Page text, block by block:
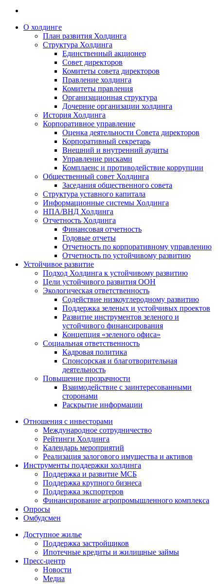
О холдинге
План развития Холдинга
Структура Холдинга
Единственный акционер
Совет директоров
Комитеты совета директоров
Правление холдинга
Комитеты правления
Организационная структура
Дочерние организации холдинга
История Холдинга
Корпоративное управление
Оценка деятельности Совета директоров
Корпоративный секретарь
Внешний и внутренний аудиты
Управление рисками
Комплаенс и противодействие коррупции
Общественный совет Холдинга
Заседания общественного совета
Структура уставного капитала
Информационные системы Холдинга
НПА/ВНД Холдинга
Отчетность Холдинга
Финансовая отчетность
Годовые отчеты
Отчетность по корпоративному управлению
Отчетность по устойчивому развитию
Устойчивое развитие
Подход Холдинга к устойчивому развитию
Цели устойчивого развития ООН
Экологическая ответственность
Содействие низкоуглеродному развитию
Поддержка зеленых и устойчивых проектов
Развитие инструментов зеленого и
устойчивого финансирования
Концепция «зеленого офиса»
Социальная ответственность
Кадровая политика
Спонсорская и благотворительная
деятельность
Повышение прозрачности
Взаимодействие с заинтересованными
сторонами
Раскрытие информации
Отношения с инвесторами
Международное сотрудничество
Рейтинги Холдинга
Календарь мероприятий
Реализация залогового имущества и активов
Инструменты поддержки холдинга
Поддержка и развитие МСБ
Поддержка крупного бизнеса
Поддержка экспортеров
Финансирование агропромышленного комплекса
Опросы
Омбудсмен
Доступное жилье
Поддержка застройщиков
Ипотечные кредиты и жилищные займы
Пресс-центр
Новости
Медиа